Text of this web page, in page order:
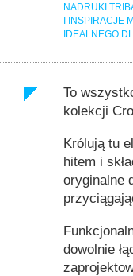
NADRUKI
I INSPIRACJE
IDEALNEGO
To
kolekcji
Królują tu
hitem i
oryginalne
dowolnie